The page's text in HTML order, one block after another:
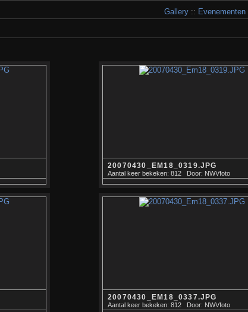
Gallery :: Evenementen
20070430_EM18_0319.JPG
Aantal keer bekeken: 812 Door: NWVfoto
20070430_EM18_0337.JPG
Aantal keer bekeken: 812 Door: NWVfoto